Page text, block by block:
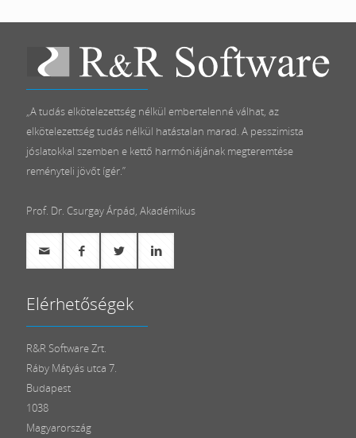
„A tudás elkötelezettség nélkül embertelenné válhat, az
elkötelezettség tudás nélkül hatástalan marad. A pesszimista
jóslatokkal szemben e kettő harmóniájának megteremtése
reményteli jövőt ígér.”
Prof. Dr. Csurgay Árpád, Akadémikus
Elérhetőségek
R&R Software Zrt.
Ráby Mátyás utca 7.
Budapest
1038
Magyarország